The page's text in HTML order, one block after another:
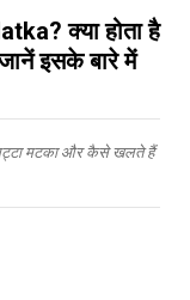
क्या होता है
इसके बारे में
मटका और कैसे खलते हैं